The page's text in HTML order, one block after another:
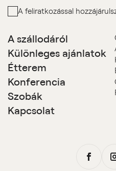
A szállodáról
Különleges ajánlatok
Étterem
Konferencia
Szobák
Kapcsolat
A feliratkozással